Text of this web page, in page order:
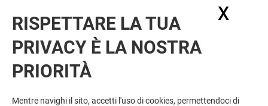
personali per l'invio della newsletter
A ESSERE FEDELE VINCI SEMPRE
Diventa membro di IO & GRANDEMILIA per
approfittare tutto l'anno di vantaggi, offerte e servizi
RISPETTARE LA TUA
PRIVACY È LA NOSTRA
PRIORITÀ
Mentre navighi il sito, accetti l'uso di cookies, permettendoci di
X